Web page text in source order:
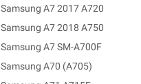
Samsung A7 2017 A720
Samsung A7 2018 A750
Samsung A7 SM-A700F
Samsung A70 (A705)